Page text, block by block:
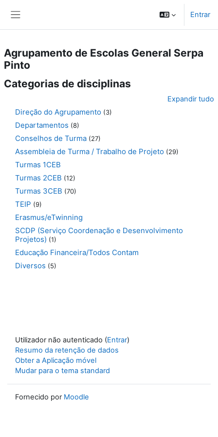
Entrar
Agrupamento de Escolas General Serpa
Pinto
Categorias de disciplinas
Expandir tudo
Direção do Agrupamento (3)
Departamentos (8)
Conselhos de Turma (27)
Assembleia de Turma / Trabalho de Projeto (29)
Turmas 1CEB
Turmas 2CEB (12)
Turmas 3CEB (70)
TEIP (9)
Erasmus/eTwinning
SCDP (Serviço Coordenação e Desenvolvimento
Projetos) (1)
Educação Financeira/Todos Contam
Diversos (5)
Utilizador não autenticado (Entrar)
Resumo da retenção de dados
Obter a Aplicação móvel
Mudar para o tema standard
Fornecido por Moodle